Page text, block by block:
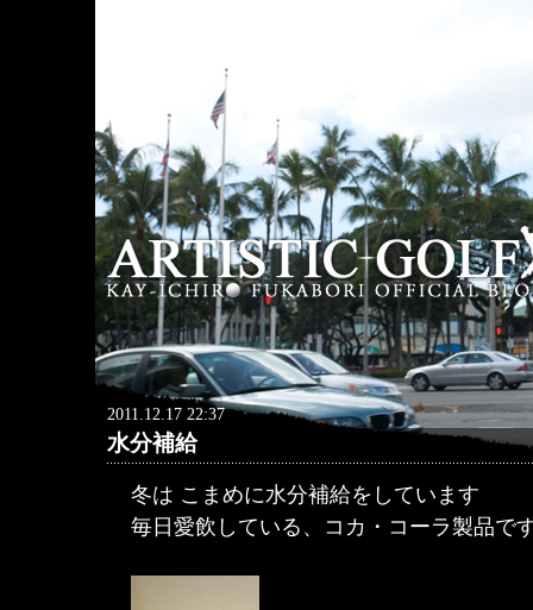
2011.12.17 22:37
水分補給
冬は こまめに水分補給をしています
毎日愛飲している、コカ・コーラ製品で